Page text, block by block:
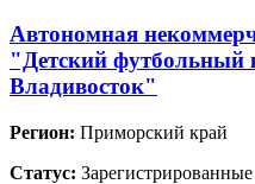
Автономная
"Детский
Владивосток"
Регион: Приморский край
Статус: Зарегистрированные